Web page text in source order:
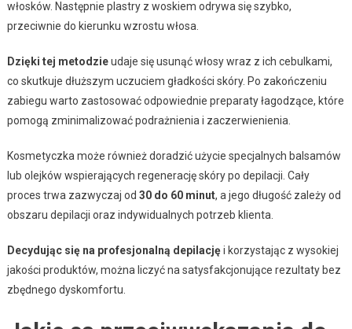
włosków. Następnie plastry z woskiem odrywa się szybko,
przeciwnie do kierunku wzrostu włosa.
Dzięki tej metodzieudaje się usunąć włosy wraz z ich cebulkami,
co skutkuje dłuższym uczuciem gładkości skóry. Po zakończeniu
zabiegu warto zastosować odpowiednie preparaty łagodzące, które
pomogą zminimalizować podrażnienia i zaczerwienienia.
Kosmetyczka może również doradzić użycie specjalnych balsamów
lub olejków wspierających regenerację skóry po depilacji. Cały
proces trwa zazwyczaj od 30 do 60 minut, a jego długość zależy od
obszaru depilacji oraz indywidualnych potrzeb klienta.
Decydując się na profesjonalną depilacjęi korzystając z wysokiej
jakości produktów, można liczyć na satysfakcjonujące rezultaty bez
zbędnego dyskomfortu.